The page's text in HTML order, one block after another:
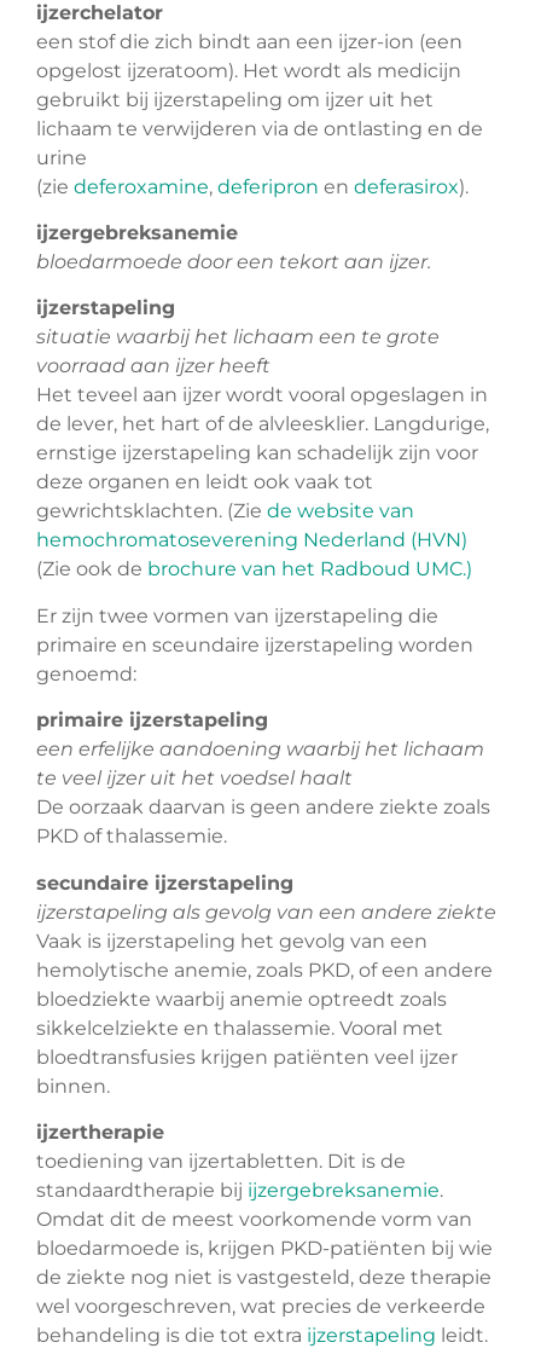
ijzerchelator
een stof die zich bindt aan een ijzer-ion (een
opgelost ijzeratoom). Het wordt als medicijn
gebruikt bij ijzerstapeling om ijzer uit het
lichaam te verwijderen via de ontlasting en de
urine
(zie deferoxamine, deferipron en deferasirox).
ijzergebreksanemie
bloedarmoede door een tekort aan ijzer.
ijzerstapeling
situatie waarbij het lichaam een te grote
voorraad aan ijzer heeft
Het teveel aan ijzer wordt vooral opgeslagen in
de lever, het hart of de alvleesklier. Langdurige,
ernstige ijzerstapeling kan schadelijk zijn voor
deze organen en leidt ook vaak tot
gewrichtsklachten. (Zie de website van
hemochromatoseverening Nederland (HVN)
(Zie ook de brochure van het Radboud UMC.)
Er zijn twee vormen van ijzerstapeling die
primaire en sceundaire ijzerstapeling worden
genoemd:
primaire ijzerstapeling
een erfelijke aandoening waarbij het lichaam
te veel ijzer uit het voedsel haalt
De oorzaak daarvan is geen andere ziekte zoals
PKD of thalassemie.
secundaire ijzerstapeling
ijzerstapeling als gevolg van een andere ziekte
Vaak is ijzerstapeling het gevolg van een
hemolytische anemie, zoals PKD, of een andere
bloedziekte waarbij anemie optreedt zoals
sikkelcelziekte en thalassemie. Vooral met
bloedtransfusies krijgen patiënten veel ijzer
binnen.
ijzertherapie
toediening van ijzertabletten. Dit is de
standaardtherapie bij ijzergebreksanemie.
Omdat dit de meest voorkomende vorm van
bloedarmoede is, krijgen PKD-patiënten bij wie
de ziekte nog niet is vastgesteld, deze therapie
wel voorgeschreven, wat precies de verkeerde
behandeling is die tot extra ijzerstapeling leidt.